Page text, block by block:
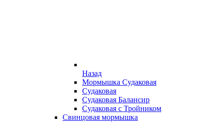
Назад
Мормышка Судаковая
Судаковая
Судаковая Балансир
Судаковая с Тройником
Свинцовая мормышка